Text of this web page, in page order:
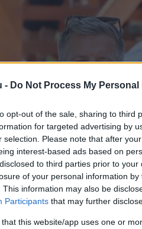
- Do Not Process My
opt-out of the sale, sharing to third
for targeted advertising by
selection. Please note that after
interest-based ads based on
to third parties prior to
of your personal information
This information may also be
Participants that may further
that this website/app uses one or